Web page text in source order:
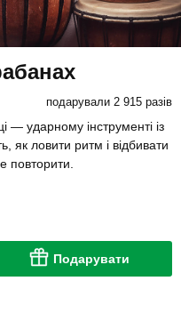
подарували 2 915 разів
— ударному інструменті із
як ловити ритм і відбивати
повторити.
Подарувати